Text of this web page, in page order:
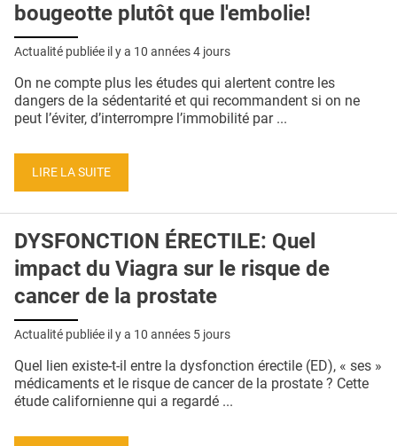
bougeotte plutôt que l'embolie!
Actualité publiée il y a 10 années 4 jours
On ne compte plus les études qui alertent contre les
dangers de la sédentarité et qui recommandent si on ne
peut l’éviter, d’interrompre l’immobilité par ...
LIRE LA SUITE
DYSFONCTION ÉRECTILE: Quel
impact du Viagra sur le risque de
cancer de la prostate
Actualité publiée il y a 10 années 5 jours
Quel lien existe-t-il entre la dysfonction érectile (ED), « ses »
médicaments et le risque de cancer de la prostate ? Cette
étude californienne qui a regardé ...